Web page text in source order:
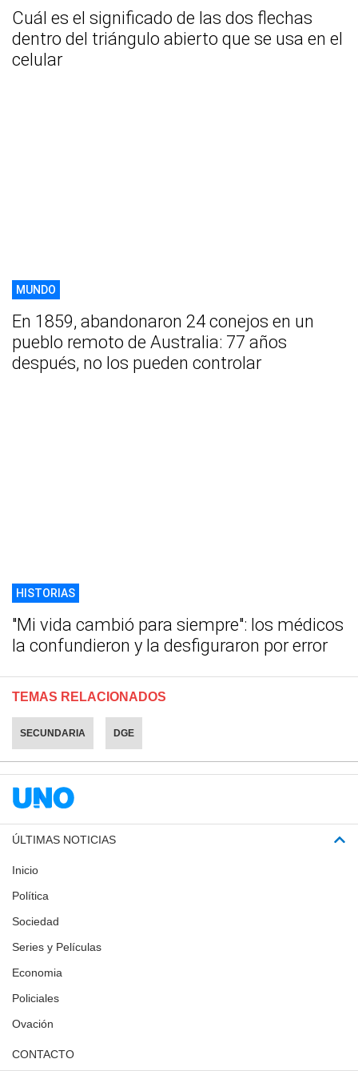
Cuál es el significado de las dos flechas
dentro del triángulo abierto que se usa en el
celular
MUNDO
En 1859, abandonaron 24 conejos en un
pueblo remoto de Australia: 77 años
después, no los pueden controlar
HISTORIAS
"Mi vida cambió para siempre": los médicos
la confundieron y la desfiguraron por error
TEMAS RELACIONADOS
SECUNDARIA DGE
ÚLTIMAS NOTICIAS
Inicio
Política
Sociedad
Series y Películas
Economia
Policiales
Ovación
CONTACTO